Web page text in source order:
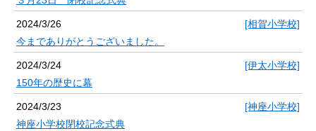
2024/3/26
[相賀小学校]
今までありがとうございました。
2024/3/24
[伊太小学校]
150年の歴史に幕
2024/3/23
[神座小学校]
神座小学校閉校記念式典